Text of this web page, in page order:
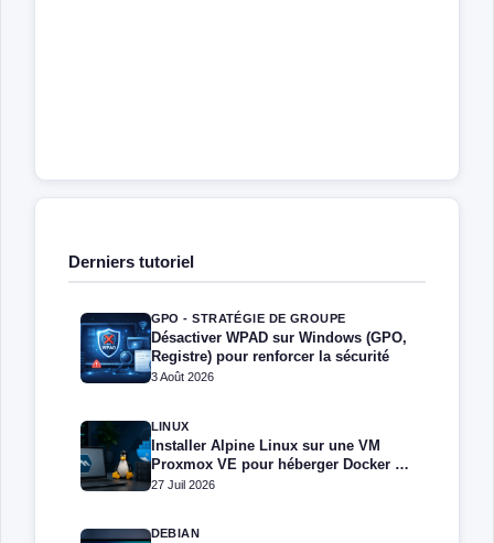
Derniers tutoriel
GPO - STRATÉGIE DE GROUPE
Désactiver WPAD sur Windows (GPO,
Registre) pour renforcer la sécurité
3 Août 2026
LINUX
Installer Alpine Linux sur une VM
Proxmox VE pour héberger Docker et
Docker Compose
27 Juil 2026
DEBIAN